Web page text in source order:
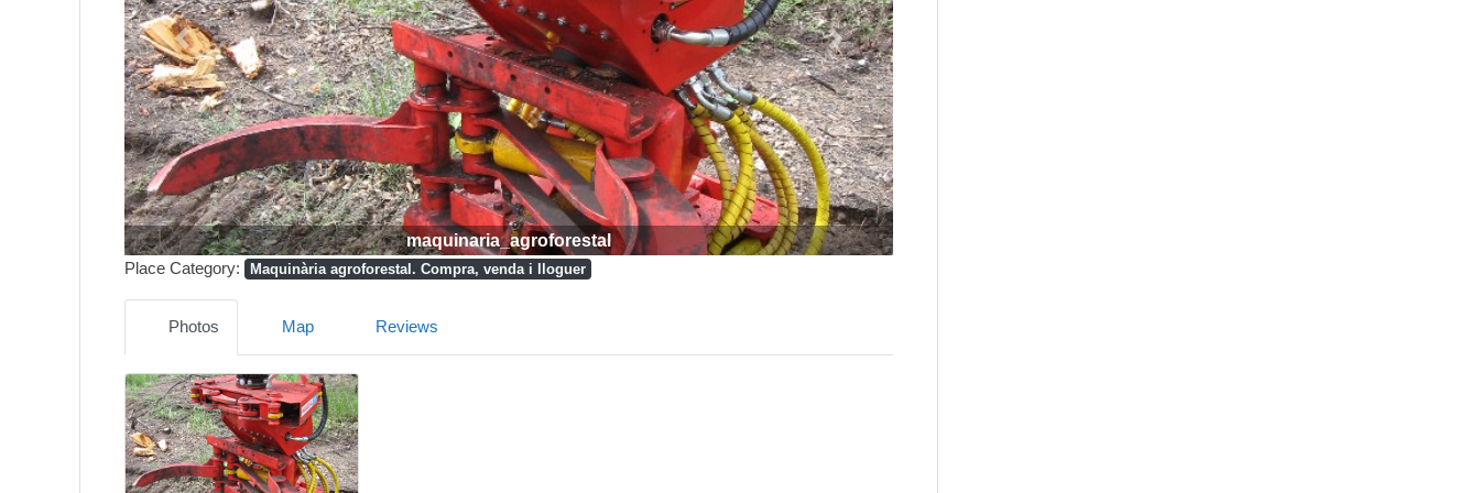
maquinaria_agroforestal
Previous Next
Place Category: Maquinària agroforestal. Compra, venda i lloguer
Photos Map Reviews